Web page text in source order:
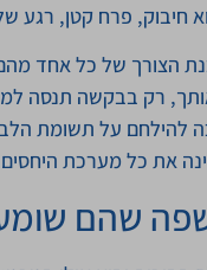
חיבוק, פרח קטן, רגע
הצורך של כל אחד
רק בבקשה תנסה
על תשומת
את כל מערכת
שהם